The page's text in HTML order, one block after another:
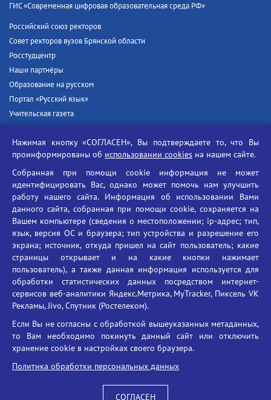
ГИС «Современная цифровая образовательная среда РФ»
Российский союз ректоров
Совет ректоров вузов Брянской области
Росстудцентр
Наши партнёры
Образование на русском
Портал «Русский язык»
Учительская газета
Единый портал государственных услуг
Противодействие угрозам информационной безопасности
Социальные ролики - Генеральная прокуратура РФ
Противодействие коррупции
БГУ против наркотиков
Брянский государственный университет
имени академика И.Г. Петровского
Время работы: пн-пт 09:00-18:00
E-mail: bryanskgu@mail.ru
Телефон: +7(4832)58-90-85
Нажимая кнопку «СОГЛАСЕН», Вы подтверждаете то, что Вы
проинформированы об использовании cookies на нашем сайте.
Собранная при помощи cookie информация не может
идентифицировать Вас, однако может помочь нам улучшить
работу нашего сайта. Информация об использовании Вами
данного сайта, собранная при помощи cookie, сохраняется на
Вашем компьютере (сведения о местоположении; ip-адрес; тип,
язык, версия ОС и браузера; тип устройства и разрешение его
экрана; источник, откуда пришел на сайт пользователь; какие
страницы открывает и на какие кнопки нажимает
пользователь), а также данная информация используется для
обработки статистических данных посредством интернет-
сервисов веб-аналитики Яндекс.Метрика, MyTracker, Пиксель VK
Рекламы, Jivo, Спутник (Ростелеком).
Если Вы не согласны с обработкой вышеуказанных метаданных,
то Вам необходимо покинуть данный сайт или отключить
хранение cookie в настройках своего браузера.
Политика обработки персональных данных
СОГЛАСЕН